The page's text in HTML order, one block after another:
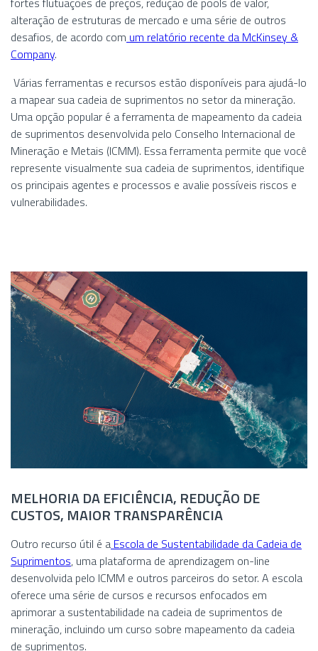
alteração de estruturas de mercado e uma série de outros
desafios, de acordo com um relatório recente da McKinsey &
Company.
Várias ferramentas e recursos estão disponíveis para ajudá-lo
a mapear sua cadeia de suprimentos no setor da mineração.
Uma opção popular é a ferramenta de mapeamento da cadeia
de suprimentos desenvolvida pelo Conselho Internacional de
Mineração e Metais (ICMM). Essa ferramenta permite que você
represente visualmente sua cadeia de suprimentos, identifique
os principais agentes e processos e avalie possíveis riscos e
vulnerabilidades.
MELHORIA DA EFICIÊNCIA, REDUÇÃO DE
CUSTOS, MAIOR TRANSPARÊNCIA
Outro recurso útil é a Escola de Sustentabilidade da Cadeia de
Suprimentos, uma plataforma de aprendizagem on-line
desenvolvida pelo ICMM e outros parceiros do setor. A escola
oferece uma série de cursos e recursos enfocados em
aprimorar a sustentabilidade na cadeia de suprimentos de
mineração, incluindo um curso sobre mapeamento da cadeia
de suprimentos.